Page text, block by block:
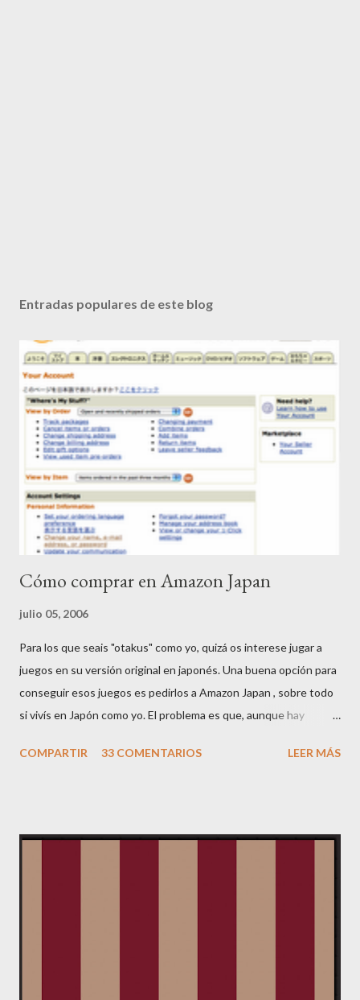
Entradas populares de este blog
Cómo comprar en Amazon Japan
julio 05, 2006
Para los que seais "otakus" como yo, quizá os interese jugar a
juegos en su versión original en japonés. Una buena opción para
conseguir esos juegos es pedirlos a Amazon Japan , sobre todo
si vivís en Japón como yo. El problema es que, aunque hay
está en japonés. Por ello he pensado hacer esta mini-guía. Si
COMPARTIR 33 COMENTARIOS LEER MÁS